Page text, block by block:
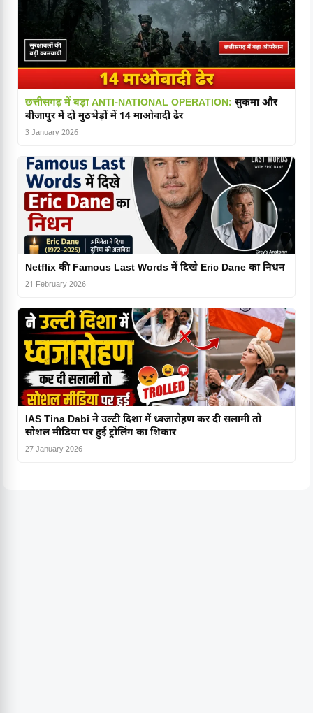
छत्तीसगढ़ में बड़ा ANTI-NATIONAL OPERATION: सुकमा और
बीजापुर में दो मुठभेड़ों में 14 माओवादी ढेर
3 January 2026
Netflix की Famous Last Words में दिखे Eric Dane का निधन
21 February 2026
IAS Tina Dabi ने उल्टी दिशा में ध्वजारोहण कर दी सलामी तो
सोशल मीडिया पर हुई ट्रोलिंग का शिकार
27 January 2026